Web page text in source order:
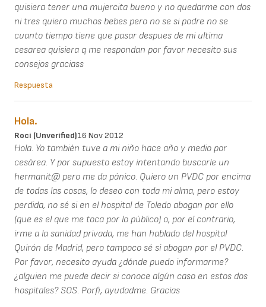
quisiera tener una mujercita bueno y no quedarme con dos
ni tres quiero muchos bebes pero no se si podre no se
cuanto tiempo tiene que pasar despues de mi ultima
cesarea quisiera q me respondan por favor necesito sus
consejos graciass
Respuesta
Hola.
Roci (unverified)16 Nov 2012
Hola. Yo también tuve a mi niño hace año y medio por
cesárea. Y por supuesto estoy intentando buscarle un
hermanit@ pero me da pánico. Quiero un PVDC por encima
de todas las cosas, lo deseo con toda mi alma, pero estoy
perdida, no sé si en el hospital de Toledo abogan por ello
(que es el que me toca por lo público) o, por el contrario,
irme a la sanidad privada, me han hablado del hospital
Quirón de Madrid, pero tampoco sé si abogan por el PVDC.
Por favor, necesito ayuda ¿dónde puedo informarme?
¿alguien me puede decir si conoce algún caso en estos dos
hospitales? SOS. Porfi, ayudadme. Gracias